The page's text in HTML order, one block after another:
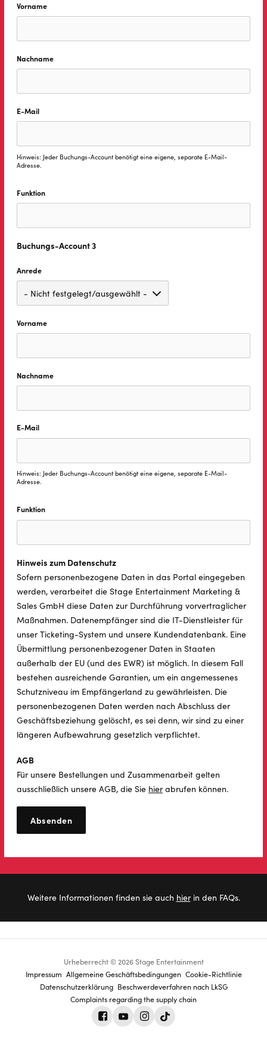
Vorname
Nachname
E-Mail
Hinweis: Jeder Buchungs-Account benötigt eine eigene, separate E-Mail-
Adresse.
Funktion
Buchungs-Account 3
Anrede
Vorname
Nachname
E-Mail
Hinweis: Jeder Buchungs-Account benötigt eine eigene, separate E-Mail-
Adresse.
Funktion
Hinweis zum Datenschutz
Sofern personenbezogene Daten in das Portal eingegeben
werden, verarbeitet die Stage Entertainment Marketing &
Sales GmbH diese Daten zur Durchführung vorvertraglicher
Maßnahmen. Datenempfänger sind die IT-Dienstleister für
unser Ticketing-System und unsere Kundendatenbank. Eine
Übermittlung personenbezogener Daten in Staaten
außerhalb der EU (und des EWR) ist möglich. In diesem Fall
bestehen ausreichende Garantien, um ein angemessenes
Schutzniveau im Empfängerland zu gewährleisten. Die
personenbezogenen Daten werden nach Abschluss der
Geschäftsbeziehung gelöscht, es sei denn, wir sind zu einer
längeren Aufbewahrung gesetzlich verpflichtet.
AGB
Für unsere Bestellungen und Zusammenarbeit gelten
ausschließlich unsere AGB, die Sie hierabrufen können.
Weitere Informationen finden sie auch hierin den FAQs.
Urheberrecht © 2026 Stage Entertainment
Footer
navigation
Impressum Allgemeine Geschäftsbedingungen Cookie-Richtlinie
Datenschutz­erklärung Beschwerdeverfahren nach LkSG
Complaints regarding the supply chain
FacebookYoutubeInstagram
Tiktok